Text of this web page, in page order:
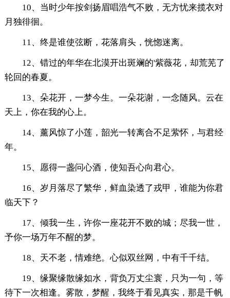
10、当时少年按剑扬眉唱浩气不败，无方忧来揽衣对
月独徘徊。
11、终是谁使弦断，花落肩头，恍惚迷离。
12、错过的年华在北漠开出斑斓的'紫薇花，却荒芜了
轮回的春夏。
13、朵花开，一梦今生。一朵花谢，一念随风。云在
天上，你在我的心上。
14、薰风惊了小莲，韶光一转离合不足萦怀，与君经
年。
15、愿得一盏问心酒，使知吾心向君心。
16、岁月落尽了繁华，鲜血染透了戎甲，谁能为你君
临天下？
17、倾我一生，许你一座花开不败的城；尽我一世，
予你一场万年不醒的梦。
18、天不老，情难绝。心似双丝网，中有千千结。
19、缘聚缘散缘如水，背负万丈尘寰，只为一句，等
待下一次相逢。雾散，梦醒，我终于看见真实，那是千帆